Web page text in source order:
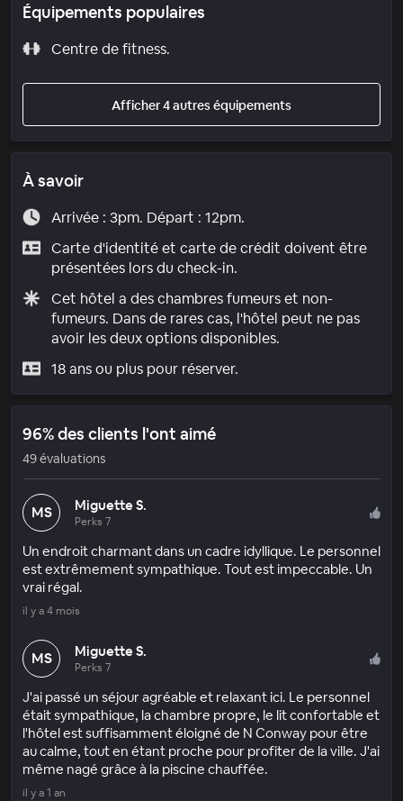
Équipements populaires
Centre de fitness.
Afficher 4 autres équipements
À savoir
Arrivée : 3pm. Départ : 12pm.
Carte d'identité et carte de crédit doivent être
présentées lors du check-in.
Cet hôtel a des chambres fumeurs et non-
fumeurs. Dans de rares cas, l'hôtel peut ne pas
avoir les deux options disponibles.
18 ans ou plus pour réserver.
96% des clients l'ont aimé
49 évaluations
MS Miguette S.
Perks 7
Un endroit charmant dans un cadre idyllique. Le personnel
est extrêmement sympathique. Tout est impeccable. Un
vrai régal.
il y a 4 mois
MS Miguette S.
Perks 7
J'ai passé un séjour agréable et relaxant ici. Le personnel
était sympathique, la chambre propre, le lit confortable et
l'hôtel est suffisamment éloigné de N Conway pour être
au calme, tout en étant proche pour profiter de la ville. J'ai
même nagé grâce à la piscine chauffée.
il y a 1 an